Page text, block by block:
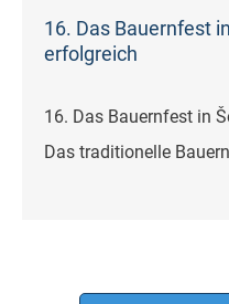
16. Das Bauernfest
erfolgreich
16. Das Bauernfest in
Das traditionelle